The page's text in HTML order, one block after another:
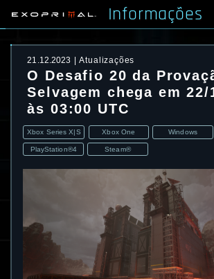
Informações
21.12.2023 Atualizações
O Desafio 20 da
Selvagem chega em 22/
às 03:00 UTC
Xbox Series X|S Xbox One Windows
PlayStation®4 Steam®